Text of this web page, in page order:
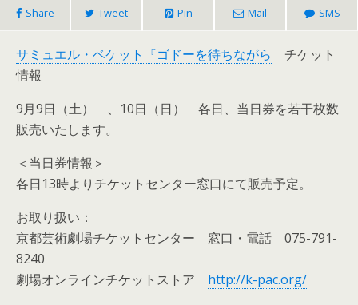
Share Tweet Pin Mail SMS
サミュエル・ベケット『ゴドーを待ちながら チケット
情報
9月9日（土） 、10日（日） 各日、当日券を若干枚数
販売いたします。
＜当日券情報＞
各日13時よりチケットセンター窓口にて販売予定。
お取り扱い：
京都芸術劇場チケットセンター 窓口・電話 075-791-
8240
劇場オンラインチケットストア http://k-pac.org/